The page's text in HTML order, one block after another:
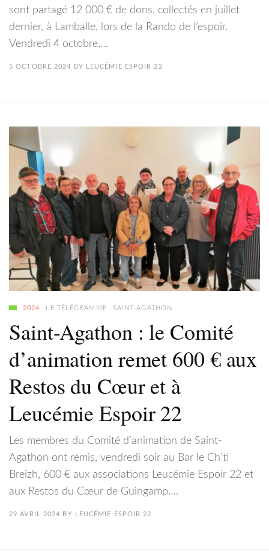
sont partagé 12 000 € de dons, collectés en juillet
dernier, à Lamballe, lors de la Rando de l’espoir.
Vendredi 4 octobre,…
5 OCTOBRE 2024 BY LEUCÉMIE ESPOIR 22
2024 LE TÉLÉGRAMME SAINT-AGATHON
Saint-Agathon : le Comité
d’animation remet 600 € aux
Restos du Cœur et à
Leucémie Espoir 22
Les membres du Comité d’animation de Saint-
Agathon ont remis, vendredi soir au Bar le Ch’ti
Breizh, 600 € aux associations Leucémie Espoir 22 et
aux Restos du Cœur de Guingamp….
29 AVRIL 2024 BY LEUCÉMIE ESPOIR 22